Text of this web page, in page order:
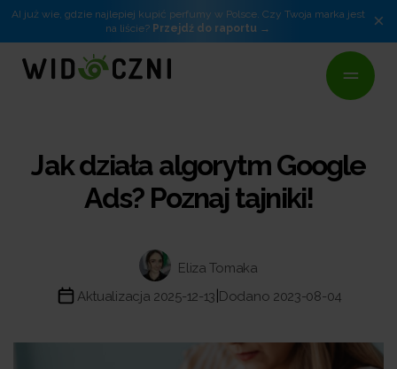
AI już wie, gdzie najlepiej kupić perfumy w Polsce. Czy Twoja marka jest
na liście? Przejdź do raportu ×
Jak działa algorytm Google
Ads? Poznaj tajniki!
Eliza Tomaka
Aktualizacja 2025-12-13 Dodano 2023-08-04